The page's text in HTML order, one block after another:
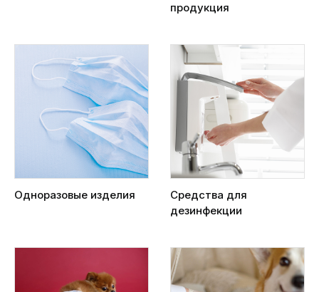
продукция
Одноразовые изделия
Средства для
дезинфекции